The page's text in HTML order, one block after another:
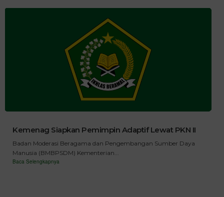
Kemenag Siapkan Pemimpin Adaptif Lewat PKN II
Badan Moderasi Beragama dan Pengembangan Sumber Daya
Manusia (BMBPSDM) Kementerian...
Baca Selengkapnya